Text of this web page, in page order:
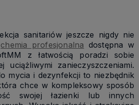
sanitariów jeszcze nigdy nie
chemia profesjonalna dostępna w
z łatwością poradzi sobie
uciążliwymi zanieczyszczeniami.
mycia i dezynfekcji to niezbędnik
chce w kompleksowy sposób
swojej łazienki lub innych